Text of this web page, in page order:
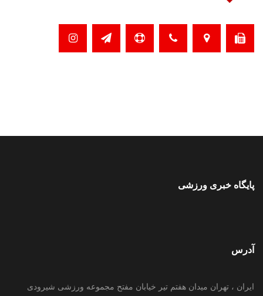
پایگاه خبری ورزشی
آدرس
ایران ، تهران میدان هفتم تیر خیابان مفتح مجموعه ورزشی شیرودی